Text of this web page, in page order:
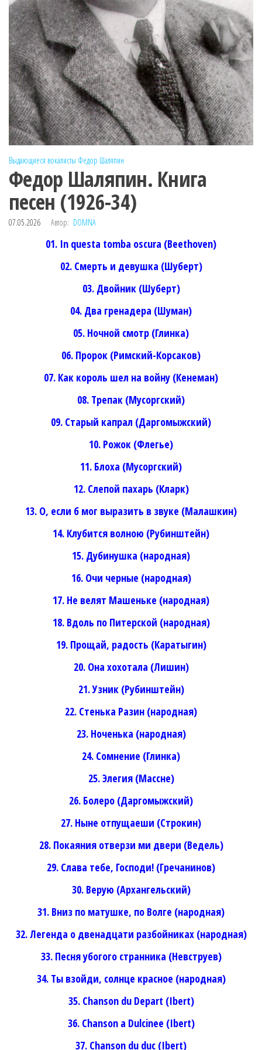
Выдающиеся вокалисты Федор Шаляпин
Федор Шаляпин. Книга
песен (1926-34)
07.05.2026 Автор: DOMNA
01. In questa tomba oscura (Beethoven)
02. Смерть и девушка (Шуберт)
03. Двойник (Шуберт)
04. Два гренадера (Шуман)
05. Ночной смотр (Глинка)
06. Пророк (Римский-Корсаков)
07. Как король шел на войну (Кенеман)
08. Трепак (Мусоргский)
09. Старый капрал (Даргомыжский)
10. Рожок (Флегье)
11. Блоха (Мусоргский)
12. Слепой пахарь (Кларк)
13. О, если б мог выразить в звуке (Малашкин)
14. Клубится волною (Рубинштейн)
15. Дубинушка (народная)
16. Очи черные (народная)
17. Не велят Машеньке (народная)
18. Вдоль по Питерской (народная)
19. Прощай, радость (Каратыгин)
20. Она хохотала (Лишин)
21. Узник (Рубинштейн)
22. Стенька Разин (народная)
23. Ноченька (народная)
24. Сомнение (Глинка)
25. Элегия (Массне)
26. Болеро (Даргомыжский)
27. Ныне отпущаеши (Строкин)
28. Покаяния отверзи ми двери (Ведель)
29. Слава тебе, Господи! (Гречанинов)
30. Верую (Архангельский)
31. Вниз по матушке, по Волге (народная)
32. Легенда о двенадцати разбойниках (народная)
33. Песня убогого странника (Невструев)
34. Ты взойди, солнце красное (народная)
35. Chanson du Depart (Ibert)
36. Chanson a Dulcinee (Ibert)
37. Chanson du duc (Ibert)